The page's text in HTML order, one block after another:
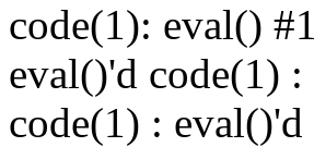
code(1): eval()
eval()'d code(1)
code(1) :